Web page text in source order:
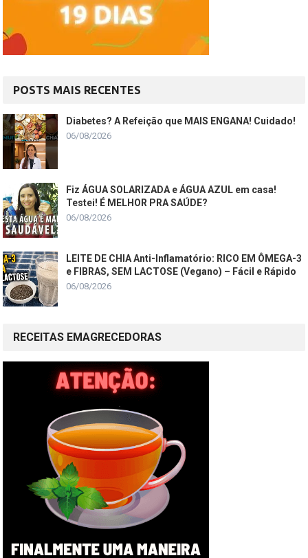
POSTS MAIS RECENTES
Diabetes? A Refeição que MAIS ENGANA! Cuidado!
06/08/2026
Fiz ÁGUA SOLARIZADA e ÁGUA AZUL em casa!
Testei! É MELHOR PRA SAÚDE?
06/08/2026
LEITE DE CHIA Anti-Inflamatório: RICO EM ÔMEGA-3
e FIBRAS, SEM LACTOSE (Vegano) – Fácil e Rápido
06/08/2026
RECEITAS EMAGRECEDORAS